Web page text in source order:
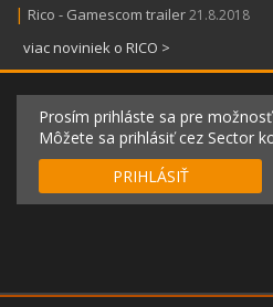
| Rico - Gamescom trailer21.8.2018
viac noviniek o RICO >
Prosím prihláste sa pre
Môžete sa prihlásiť cez Sector
PRIHLÁSIŤ